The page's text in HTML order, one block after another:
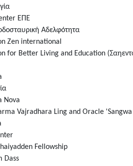
ΕΠΕ
Αδελφότητα
Zen international
for Better Living and Education
Nova
Vajradhara Ling and Oracle 'Sangwa
Fellowship
Dass